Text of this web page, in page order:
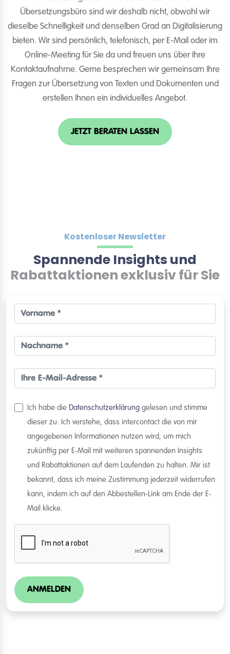
Übersetzungsbüro sind wir deshalb nicht, obwohl wir
dieselbe Schnelligkeit und denselben Grad an Digitalisierung
bieten. Wir sind persönlich, telefonisch, per E-Mail oder im
Online-Meeting für Sie da und freuen uns über Ihre
Kontaktaufnahme. Gerne besprechen wir gemeinsam Ihre
Fragen zur Übersetzung von Texten und Dokumenten und
erstellen Ihnen ein individuelles Angebot.
JETZT BERATEN LASSEN
Kostenloser Newsletter
Spannende Insights und
Rabattaktionen exklusiv für Sie
Ich habe die Datenschutzerklärung gelesen und stimme
dieser zu. Ich verstehe, dass intercontact die von mir
angegebenen Informationen nutzen wird, um mich
zukünftig per E-Mail mit weiteren spannenden Insights
und Rabattaktionen auf dem Laufenden zu halten. Mir ist
bekannt, dass ich meine Zustimmung jederzeit widerrufen
kann, indem ich auf den Abbestellen-Link am Ende der E-
Mail klicke.
ANMELDEN